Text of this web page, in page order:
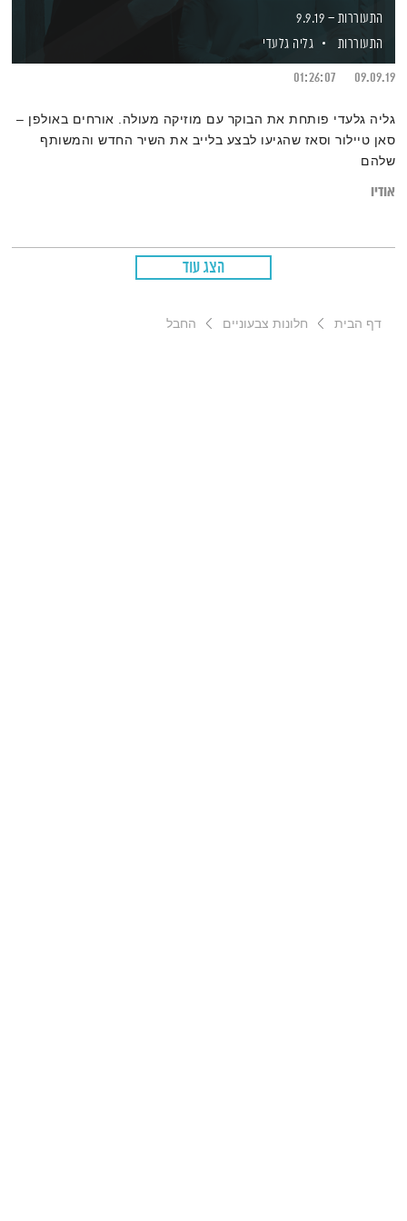
התעוררות – 9.9.19
התעוררות
גליה גלעדי
09.09.19
01:26:07
גליה גלעדי פותחת את הבוקר עם מוזיקה מעולה. אורחים באולפן –
סאן טיילור וסאז שהגיעו לבצע בלייב את השיר החדש והמשותף
שלהם
אודיו
הצג עוד
דף הבית חלונות צבעוניים החבל